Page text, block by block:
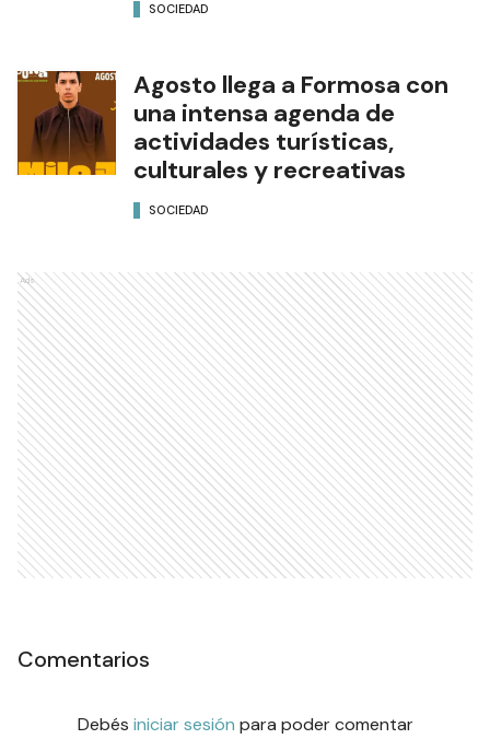
SOCIEDAD
Agosto llega a Formosa con
una intensa agenda de
actividades turísticas,
culturales y recreativas
SOCIEDAD
Ads
Comentarios
Debés iniciar sesión para poder comentar